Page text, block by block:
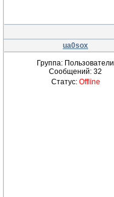
ua0sox
Группа: Пользователи
Сообщений: 32
Статус: Offline